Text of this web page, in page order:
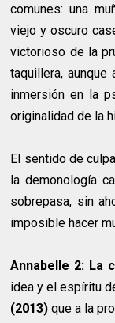
comunes: una
viejo y oscuro
victorioso de la
taquillera,
inmersión en la
originalidad de la
El sentido de
la demonología
sobrepasa, sin
imposible hacer
Annabelle 2: La
idea y el espíritu
(2013)que a la